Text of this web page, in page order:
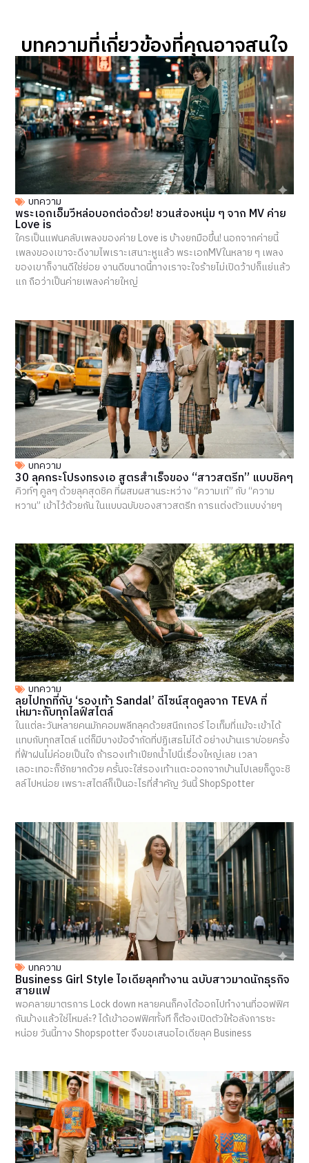
บทความที่เกี่ยวข้องที่คุณอาจสนใจ​
บทความ
พระเอกเอ็มวีหล่อบอกต่อด้วย! ชวนส่องหนุ่ม ๆ จาก MV ค่าย
Love is
ใครเป็นแฟนคลับเพลงของค่าย Love is บ้างยกมือขึ้น! นอกจากค่ายนี้
เพลงของเขาจะดีงามไพเราะเสนาะหูแล้ว พระเอกMVในหลาย ๆ เพลง
ของเขาก็งานดีใช่ย่อย งานดีขนาดนี้ทางเราจะใจร้ายไม่เปิดว้าปก็แย่แล้ว
แก ถือว่าเป็นค่ายเพลงค่ายใหญ่
บทความ
30 ลุคกระโปรงทรงเอ สูตรสำเร็จของ “สาวสตรีท” แบบชิคๆ
คิวท์ๆ คูลๆ ด้วยลุคสุดชิค ที่ผสมผสานระหว่าง “ความเท่” กับ “ความ
หวาน” เข้าไว้ด้วยกัน ในแบบฉบับของสาวสตรีท การแต่งตัวแบบง่ายๆ
บทความ
ลุยไปทุกที่กับ ‘รองเท้า Sandal’ ดีไซน์สุดคูลจาก TEVA ที่
เหมาะกับทุกไลฟ์สไตล์
ในแต่ละวันหลายคนมักคอมพลีทลุคด้วยสนีกเกอร์ ไอเท็มที่แม้จะเข้าได้
แทบกับทุกสไตล์ แต่ก็มีบางข้อจำกัดที่ปฏิเสธไม่ได้ อย่างบ้านเราบ่อยครั้ง
ที่ฟ้าฝนไม่ค่อยเป็นใจ ถ้ารองเท้าเปียกน้ำไปนี่เรื่องใหญ่เลย เวลา
เลอะเทอะก็ซักยากด้วย ครั้นจะใส่รองเท้าแตะออกจากบ้านไปเลยก็ดูจะชิ
ลล์ไปหน่อย เพราะสไตล์ก็เป็นอะไรที่สำคัญ วันนี้ ShopSpotter
บทความ
Business Girl Style ไอเดียลุคทำงาน ฉบับสาวมาดนักธุรกิจ
สายแฟ
พอคลายมาตรการ Lock down หลายคนก็คงได้ออกไปทำงานที่ออฟฟิศ
กันบ้างแล้วใช่ไหมล่ะ? ได้เข้าออฟฟิศทั้งที ก็ต้องเปิดตัวให้อลังการซะ
หน่อย วันนี้ทาง Shopspotter จึงขอเสนอไอเดียลุค Business